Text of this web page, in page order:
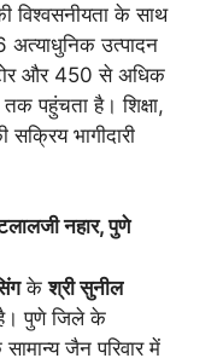
विश्वसनीयता के साथ
अत्याधुनिक उत्पादन
और 450 से अधिक
पहुंचता है। शिक्षा,
सक्रिय भागीदारी
नहार, पुणे
केश्री सुनील
पुणे जिले के
जैन परिवार में